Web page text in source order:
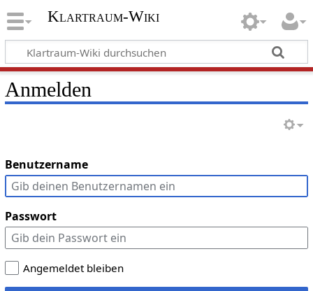
Klartraum-Wiki
Anmelden
Benutzername
Passwort
Angemeldet bleiben